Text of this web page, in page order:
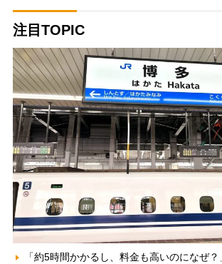
注目TOPIC
「約5時間かかるし、料金も高いのになぜ